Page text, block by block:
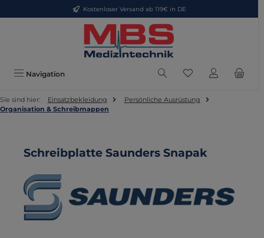
Zum Hauptinhalt springenKostenloser Versand ab 119€ in DE
Navigation Du hast 0
Sie sind hier: Einsatzbekleidung
Persönliche Ausrüstung
Organisation & Schreibmappen
Schreibplatte Saunders Snapak